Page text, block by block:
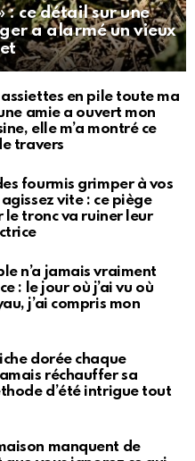
: ce détail sur une
a alarmé un vieux
assiettes en pile toute ma
amie a ouvert mon
elle m’a montré ce
travers
fourmis grimper à vos
vite : ce piège
le tronc va ruiner leur
n’a jamais vraiment
: le jour où j’ai vu où
j’ai compris mon
dorée chaque
réchauffer sa
d’été intrigue tout
manquent de